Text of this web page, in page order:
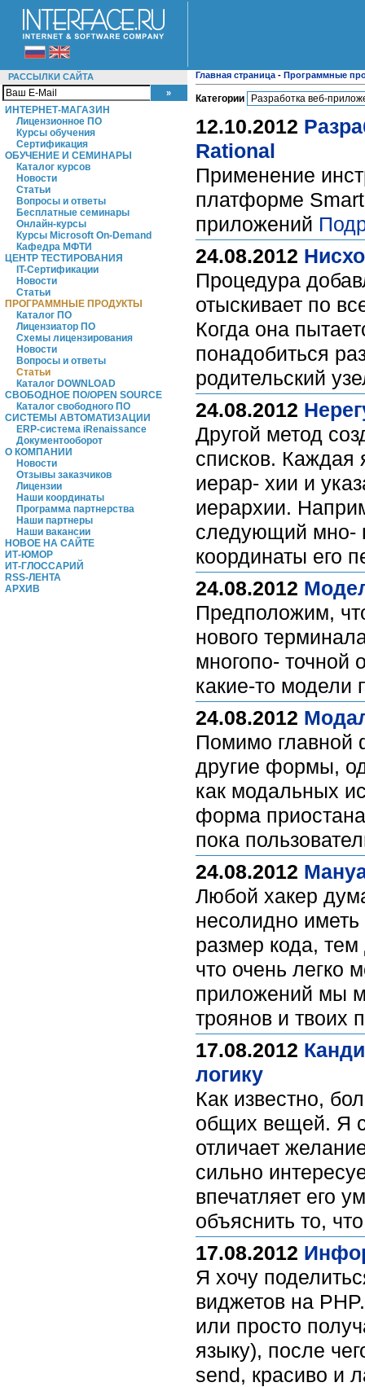
РАССЫЛКИ САЙТА
ИНТЕРНЕТ-МАГАЗИН
Лицензионное ПО
Курсы обучения
Сертификация
ОБУЧЕНИЕ И СЕМИНАРЫ
Каталог курсов
Новости
Статьи
Вопросы и ответы
Бесплатные семинары
Онлайн-курсы
Курсы Microsoft On-Demand
Кафедра МФТИ
ЦЕНТР ТЕСТИРОВАНИЯ
IT-Сертификации
Новости
Статьи
ПРОГРАММНЫЕ ПРОДУКТЫ
Каталог ПО
Лицензиатор ПО
Схемы лицензирования
Новости
Вопросы и ответы
Статьи
Каталог DOWNLOAD
СВОБОДНОЕ ПО/OPEN SOURCE
Каталог свободного ПО
СИСТЕМЫ АВТОМАТИЗАЦИИ
ERP-система iRenaissance
Документооборот
О КОМПАНИИ
Новости
Отзывы заказчиков
Лицензии
Наши координаты
Программа партнерства
Наши партнеры
Наши вакансии
НОВОЕ НА САЙТЕ
ИТ-ЮМОР
ИТ-ГЛОССАРИЙ
RSS-ЛЕНТА
АРХИВ
Главная страница - Программные
Категории
12.10.2012
Rational
Применение
платформе
приложений
24.08.2012
Процедура
отыскивает по
Когда она
понадобиться
родительский
24.08.2012
Другой метод
списков. Каждая
иерар- хии и
иерархии.
следующий мно-
координаты его
24.08.2012
Предположим,
нового
многопо-
какие-то модели
24.08.2012
Помимо главной
другие формы,
как модальных
форма
пока
24.08.2012
Любой хакер
несолидно
размер кода,
что очень легко
приложений мы
троянов и твоих
17.08.2012
логику
Как известно,
общих вещей. Я
отличает
сильно
впечатляет его
объяснить то,
17.08.2012
Я хочу
виджетов на
или просто
языку), после
send, красиво и